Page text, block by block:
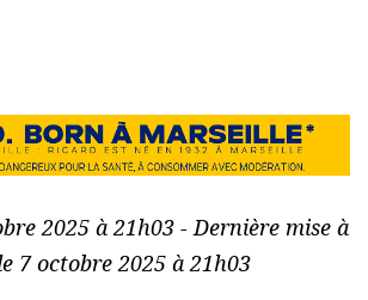
2025 à 21h03 - Dernière mise à
7 octobre 2025 à 21h03